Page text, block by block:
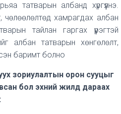
татварын албанд хүргүүлнэ.
чөлөөлөлтөд хамрагдах албан
тайлан гаргах үүрэгтэй
албан татварын хөнгөлөлт,
баримт болно
зориулалтын орон сууцыг
бол эхний жилд дараах